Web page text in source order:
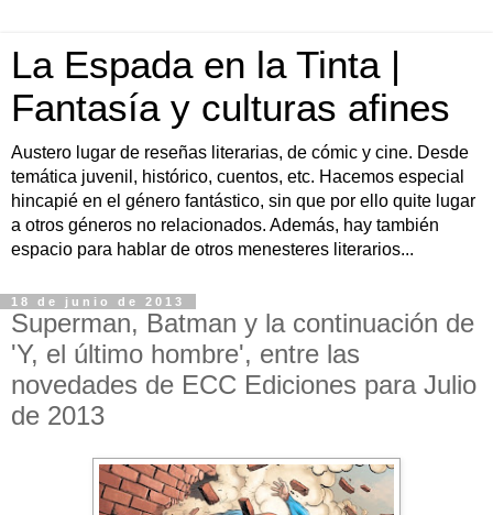
La Espada en la Tinta |
Fantasía y culturas afines
Austero lugar de reseñas literarias, de cómic y cine. Desde
temática juvenil, histórico, cuentos, etc. Hacemos especial
hincapié en el género fantástico, sin que por ello quite lugar
a otros géneros no relacionados. Además, hay también
espacio para hablar de otros menesteres literarios...
18 de junio de 2013
Superman, Batman y la continuación de
'Y, el último hombre', entre las
novedades de ECC Ediciones para Julio
de 2013